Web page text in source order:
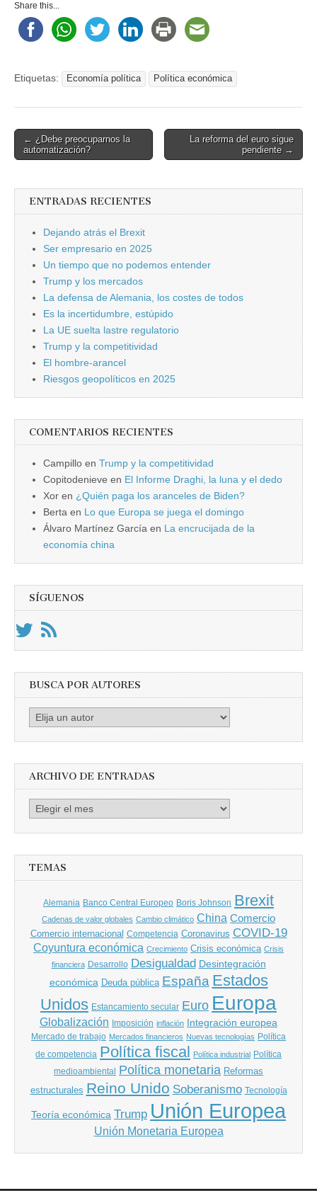
Share this...
Etiquetas: Economía política Política económica
Post
navigation
← ¿Debe preocuparnos la
automatización?
La reforma del euro sigue
pendiente →
ENTRADAS RECIENTES
Dejando atrás el Brexit
Ser empresario en 2025
Un tiempo que no podemos entender
Trump y los mercados
La defensa de Alemania, los costes de todos
Es la incertidumbre, estúpido
La UE suelta lastre regulatorio
Trump y la competitividad
El hombre-arancel
Riesgos geopolíticos en 2025
COMENTARIOS RECIENTES
Campillo en Trump y la competitividad
Copitodenieve en El Informe Draghi, la luna y el dedo
Xor en ¿Quién paga los aranceles de Biden?
Berta en Lo que Europa se juega el domingo
Álvaro Martínez García en La encrucijada de la
economía china
SÍGUENOS
BUSCA POR AUTORES
Busca
ARCHIVO DE ENTRADAS
Archivo
TEMAS
Alemania Banco Central Europeo Boris Johnson Brexit
Cadenas de valor globales Cambio climático China Comercio
Comercio internacional Competencia Coronavirus COVID-19
Coyuntura económica Crecimiento Crisis económica Crisis
financiera Desarrollo Desigualdad Desintegración
económica Deuda pública España Estados
Unidos Estancamiento secular Euro Europa
Globalización Imposición inflación Integración europea
Mercado de trabajo Mercados financieros Nuevas tecnologías Política
de competencia Política fiscal Política industrial Política
medioambiental Política monetaria Reformas
estructurales Reino Unido Soberanismo Tecnología
Teoría económica Trump Unión Europea
Unión Monetaria Europea